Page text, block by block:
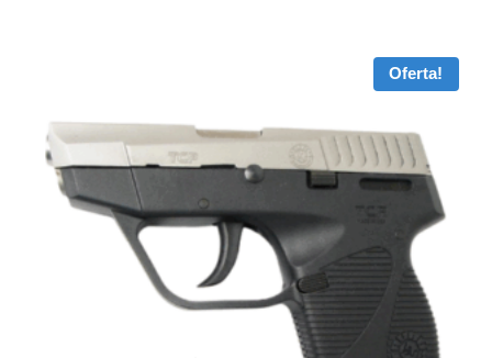
Oferta!